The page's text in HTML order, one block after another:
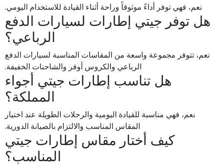
نعم، فهي توفر أداءً موثوقاً وراحة أثناء القيادة للاستخدام اليومي.
هل توفر جيتي إطارات لسيارات الدفع
الرباعي؟
نعم، تتوفر مجموعة واسعة من المقاسات المناسبة لسيارات الدفع
الرباعي والكروس أوفر والشاحنات الخفيفة.
هل تناسب إطارات جيتي أجواء
المملكة؟
نعم، فهي مناسبة للقيادة اليومية والرحلات الطويلة عند اختيار
المقاس المناسب والالتزام بالصيانة الدورية.
كيف أختار مقاس إطارات جيتي
المناسب؟